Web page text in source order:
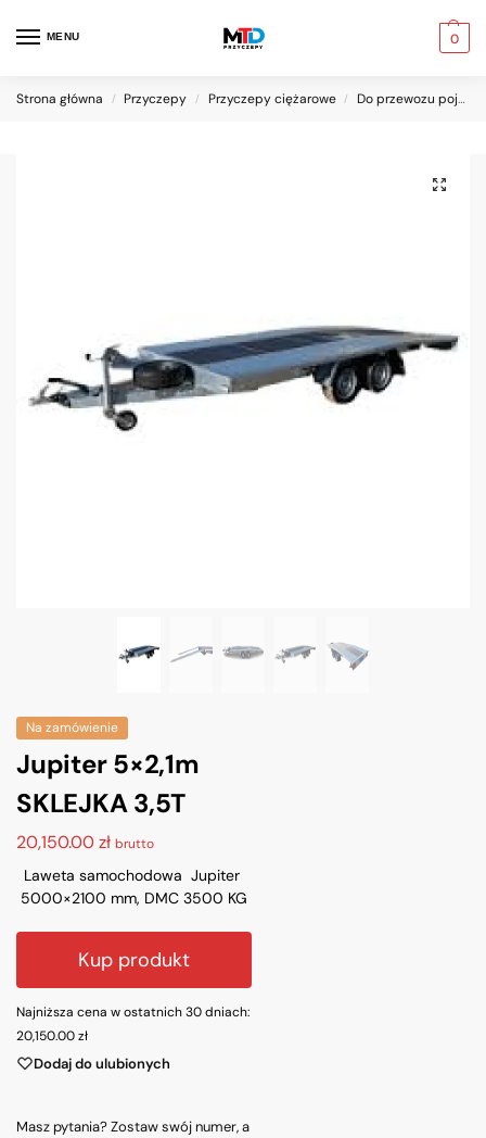
MENU 0
Strona główna / Przyczepy / Przyczepy ciężarowe / Do przewozu pojazdów
Na zamówienie
Jupiter 5×2,1m
SKLEJKA 3,5T
20,150.00zł brutto
Laweta samochodowa Jupiter
5000×2100 mm, DMC 3500 KG
Kup produkt
Najniższa cena w ostatnich 30 dniach:
20,150.00zł
Dodaj do ulubionych
Masz pytania? Zostaw swój numer, a